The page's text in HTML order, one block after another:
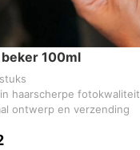
100ml
haarscherpe fotokwaliteit
ontwerp en verzending